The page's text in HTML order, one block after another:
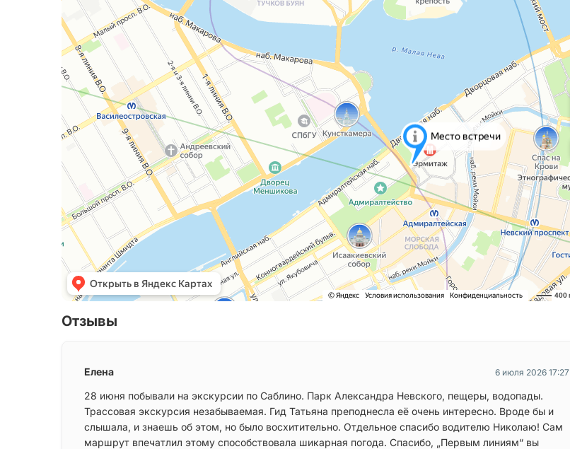
Отзывы
Елена 6 июля 2026 17:27
28 июня побывали на экскурсии по Саблино. Парк Александра Невского, пещеры, водопады.
Трассовая экскурсия незабываемая. Гид Татьяна преподнесла её очень интересно. Вроде бы и
слышала, и знаешь об этом, но было восхитительно. Отдельное спасибо водителю Николаю! Сам
маршрут впечатлил этому способствовала шикарная погода. Спасибо, „Первым линиям“ вы